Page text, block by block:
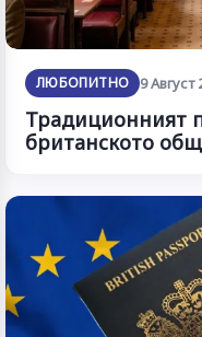
ЛЮБОПИТНО 9 Август
Традиционният
британското